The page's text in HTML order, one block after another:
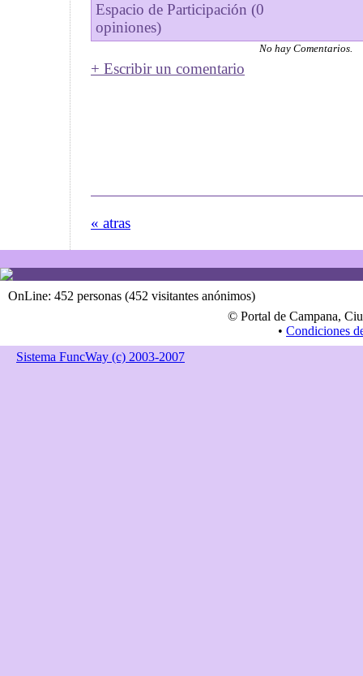
Espacio de Participación (0
opiniones)
No hay Comentarios.
+ Escribir un comentario
« atras
OnLine: 452 personas (452 visitantes anónimos)
© Portal de Campana,
• Condiciones
Sistema FuncWay (c) 2003-2007